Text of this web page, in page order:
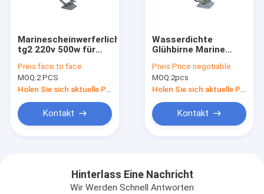
Marinescheinwerferlicht
tg2 220v 500w für
Preis:face to face
MOQ:2 PCS
Kontakt
Wasserdichte
Glühbirne Marine
Marine Spotlight
Steels TG1-A IP56
300W
Preis:Price negotiable
MOQ:2pcs
Kontakt
Hinterlass Eine Nachricht
Wir Werden Schnell Antworten